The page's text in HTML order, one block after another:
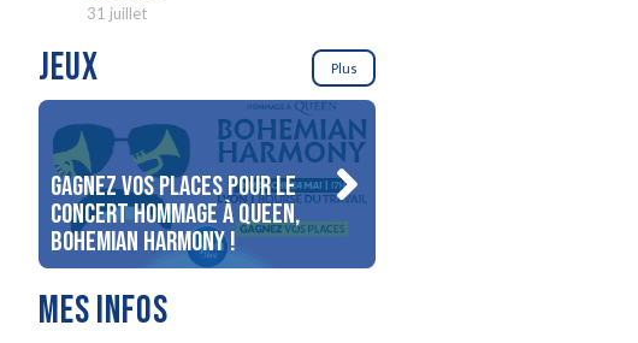
31 juillet
JEUX Plus
Gagnez vos places pour le
concert Hommage à Queen,
Bohemian Harmony !
MES INFOS